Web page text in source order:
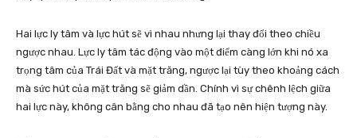
Hai lực ly tâm và lực hút sẽ vì nhau nhưng lại thay đổi theo chiều
ngược nhau. Lực ly tâm tác động vào một điểm càng lớn khi nó xa
trọng tâm của Trái Đất và mặt trăng, ngược lại tùy theo khoảng cách
mà sức hút của mặt trăng sẽ giảm dần. Chính vì sự chênh lệch giữa
hai lực này, không cân bằng cho nhau đã tạo nên hiện tượng này.